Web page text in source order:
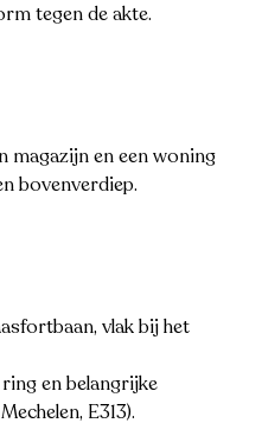
tegen de akte.
magazijn en een woning
bovenverdiep.
vlak bij het
en belangrijke
E313).